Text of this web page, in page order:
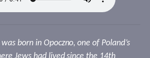
born in Opoczno, one of Poland’s